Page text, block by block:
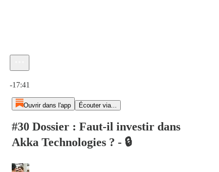
-17:41
Ouvrir dans l'app Écouter via...
#30 Dossier : Faut-il investir dans
Akka Technologies ? - 🔒